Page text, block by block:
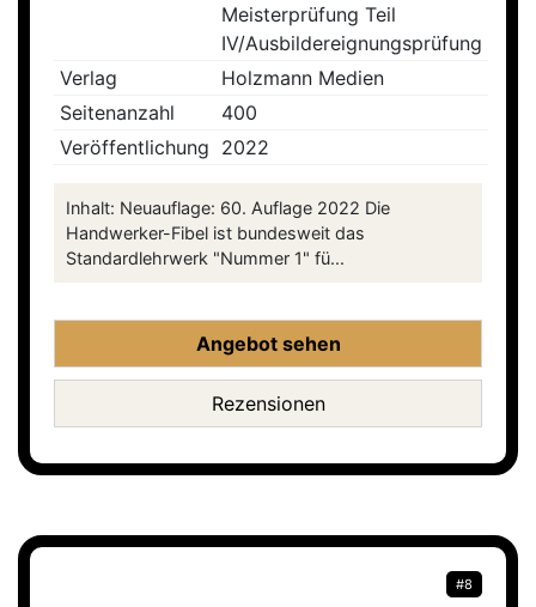
Meisterprüfung Teil
IV/Ausbildereignungsprüfung
Verlag
Holzmann Medien
Seitenanzahl
400
Veröffentlichung 2022
Inhalt: Neuauflage: 60. Auflage 2022 Die
Handwerker-Fibel ist bundesweit das
Standardlehrwerk "Nummer 1" fü...
Angebot sehen
Rezensionen
#8